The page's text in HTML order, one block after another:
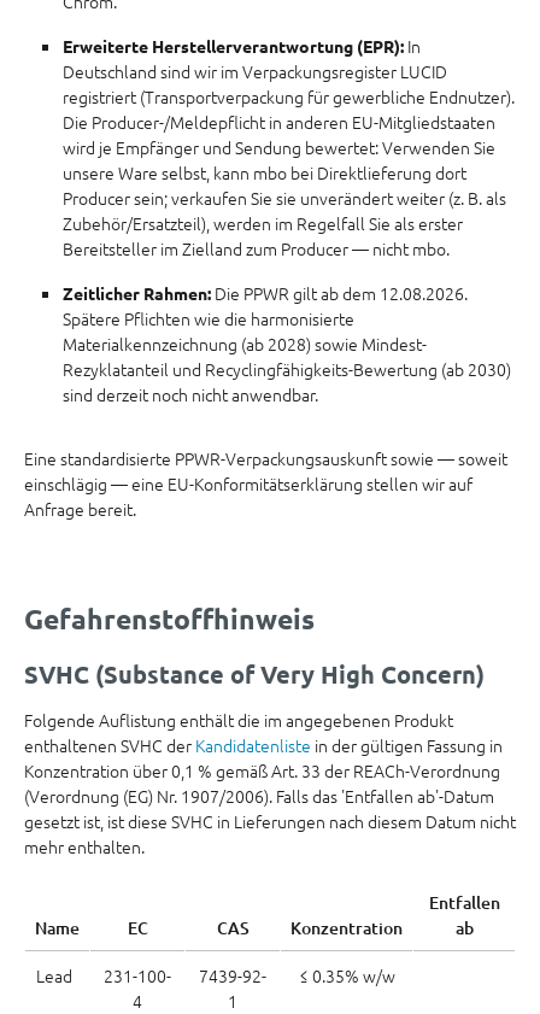
Erweiterte Herstellerverantwortung (EPR): In
Deutschland sind wir im Verpackungsregister LUCID
registriert (Transportverpackung für gewerbliche Endnutzer).
Die Producer-/Meldepflicht in anderen EU-Mitgliedstaaten
wird je Empfänger und Sendung bewertet: Verwenden Sie
unsere Ware selbst, kann mbo bei Direktlieferung dort
Producer sein; verkaufen Sie sie unverändert weiter (z. B. als
Zubehör/Ersatzteil), werden im Regelfall Sie als erster
Bereitsteller im Zielland zum Producer — nicht mbo.
Zeitlicher Rahmen: Die PPWR gilt ab dem 12.08.2026.
Spätere Pflichten wie die harmonisierte
Materialkennzeichnung (ab 2028) sowie Mindest-
Rezyklatanteil und Recyclingfähigkeits-Bewertung (ab 2030)
sind derzeit noch nicht anwendbar.
Eine standardisierte PPWR-Verpackungsauskunft sowie — soweit
einschlägig — eine EU-Konformitätserklärung stellen wir auf
Anfrage bereit.
Gefahrenstoffhinweis
SVHC (Substance of Very High Concern)
Folgende Auflistung enthält die im angegebenen Produkt
enthaltenen SVHC der Kandidatenliste in der gültigen Fassung in
Konzentration über 0,1 % gemäß Art. 33 der REACh-Verordnung
(Verordnung (EG) Nr. 1907/2006). Falls das 'Entfallen ab'-Datum
gesetzt ist, ist diese SVHC in Lieferungen nach diesem Datum nicht
mehr enthalten.
Name EC CAS Konzentration
Entfallen
ab
Lead
231-100-
4
7439-92-
1
≤ 0.35% w/w